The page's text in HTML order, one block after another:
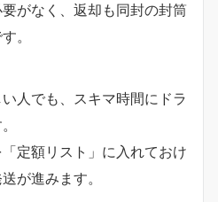
がなく、返却も同封の封筒
。
人でも、スキマ時間にドラ
定額リスト」に入れておけ
が進みます。